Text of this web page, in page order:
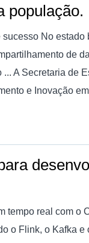
população.
sucesso No estado
de
A Secretaria de
e Inovação
tempo real com o
o Flink, o Kafka e